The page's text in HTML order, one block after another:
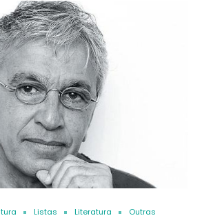
Listas Literatura Outras